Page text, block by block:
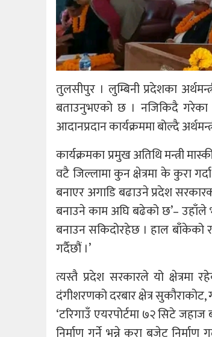
तुलसीपुर । लुम्बिनी प्रदेशका
बताउनुभएको छ । नजिकिदै गरेका
आदानप्रदान कार्यक्रममा बोल्दै
कार्यक्रमका प्रमुख अतिथि मन्त्री
वटै जिल्लामा कुन क्षेत्रमा के कुरा
बनाएर अगाडि बढाउने प्रदेश
बनाउने काम अघि बढेको छ’– उहाँले
बनाउन सकिदोरहेछ । हाल बाँकेको
गर्दैछौं ।’
त्यस्तै प्रदेश सरकारले यो क्षेत्रमा
दंगीशरणको दरबार क्षेत्र
‘टरिगाउँ एयरपोर्टमा ७२ सिटे